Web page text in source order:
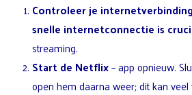
Controleer je
snelle internetconnectie is
streaming.
Start de Netflix– app opnieuw.
open hem daarna weer; dit kan